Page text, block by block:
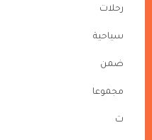
رحلات
سياحية
ضمن
مجموعا
ت